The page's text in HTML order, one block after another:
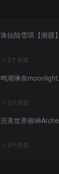
诛仙陆雪琪【南疆
2个月前
鸣潮琳奈
2个月前
完美世界柳神
2个月前